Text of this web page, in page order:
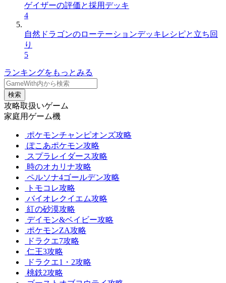
ゲイザーの評価と採用デッキ
4
自然ドラゴンのローテーションデッキレシピと立ち回
り
5
ランキングをもっとみる
検索
攻略取扱いゲーム
家庭用ゲーム機
ポケモンチャンピオンズ攻略
ぽこあポケモン攻略
スプラレイダース攻略
時のオカリナ攻略
ペルソナ4ゴールデン攻略
トモコレ攻略
バイオレクイエム攻略
紅の砂漠攻略
デイモン&ベイビー攻略
ポケモンZA攻略
ドラクエ7攻略
仁王3攻略
ドラクエ1・2攻略
桃鉄2攻略